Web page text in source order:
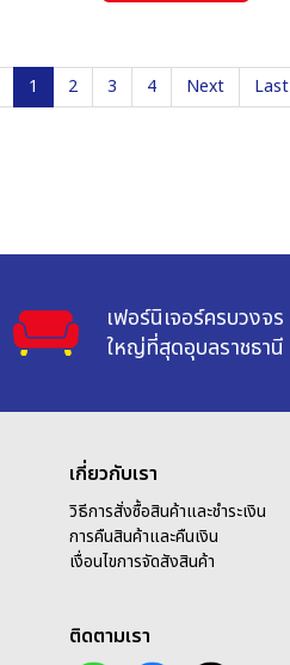
1 2 3 4 Next Last
เฟอร์นิเจอร์ครบวงจร
ใหญ่ที่สุดอุบลราชธานี
เกี่ยวกับเรา
วิธีการสั่งซื้อสินค้าและชำระเงิน
การคืนสินค้าและคืนเงิน
เงื่อนไขการจัดสังสินค้า
ติดตามเรา